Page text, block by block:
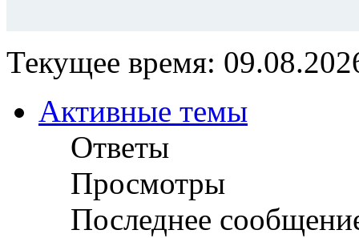
Текущее время:
Активные темы
Ответы
Просмотры
Последнее